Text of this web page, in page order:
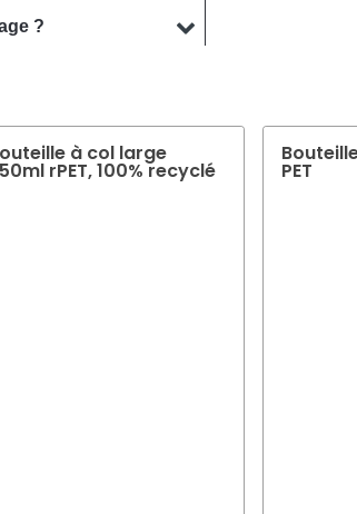
qui répondent à
?
à col large
rPET, 100% recyclé PET